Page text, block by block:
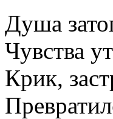
Душа
Чувства
Крик,